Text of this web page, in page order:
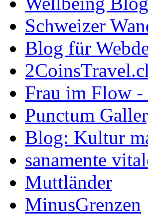
Schweizer
Blog für
Frau im Flow -
Punctum
Blog: Kultur
sanamente
Muttländer
MinusGrenzen